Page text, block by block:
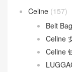
Celine (157)
Belt
Celine
Celine